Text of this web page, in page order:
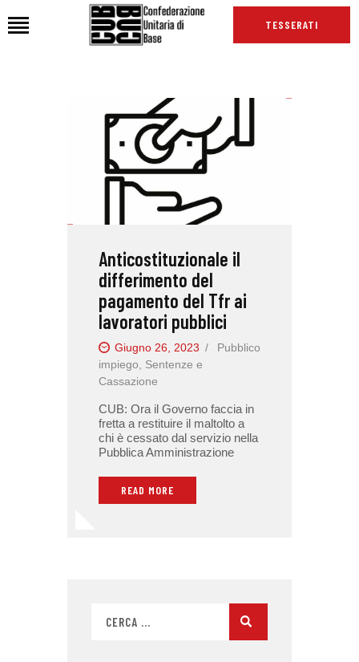
TESSERATI
CHI SIAMO
INTERNAZIONALE
RASSEGNA STAMPA
Anticostituzionale il
differimento del
pagamento del Tfr ai
lavoratori pubblici
Giugno 26, 2023
Pubblico
impiego
Sentenze e
Cassazione
CUB: Ora il Governo faccia in
fretta a restituire il maltolto a
chi è cessato dal servizio nella
Pubblica Amministrazione
READ MORE